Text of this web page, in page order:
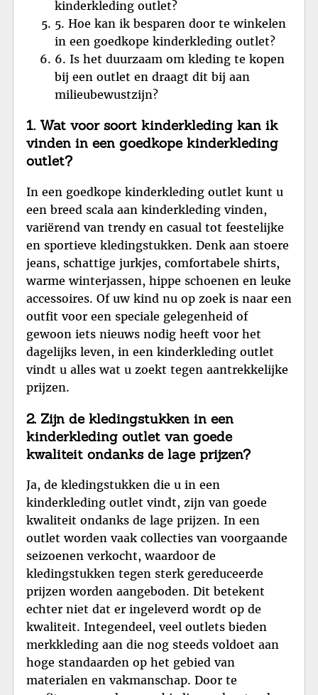
kinderkleding outlet?
5. Hoe kan ik besparen door te winkelen
in een goedkope kinderkleding outlet?
6. Is het duurzaam om kleding te kopen
bij een outlet en draagt dit bij aan
milieubewustzijn?
1. Wat voor soort kinderkleding kan ik
vinden in een goedkope kinderkleding
outlet?
In een goedkope kinderkleding outlet kunt u
een breed scala aan kinderkleding vinden,
variërend van trendy en casual tot feestelijke
en sportieve kledingstukken. Denk aan stoere
jeans, schattige jurkjes, comfortabele shirts,
warme winterjassen, hippe schoenen en leuke
accessoires. Of uw kind nu op zoek is naar een
outfit voor een speciale gelegenheid of
gewoon iets nieuws nodig heeft voor het
dagelijks leven, in een kinderkleding outlet
vindt u alles wat u zoekt tegen aantrekkelijke
prijzen.
2. Zijn de kledingstukken in een
kinderkleding outlet van goede
kwaliteit ondanks de lage prijzen?
Ja, de kledingstukken die u in een
kinderkleding outlet vindt, zijn van goede
kwaliteit ondanks de lage prijzen. In een
outlet worden vaak collecties van voorgaande
seizoenen verkocht, waardoor de
kledingstukken tegen sterk gereduceerde
prijzen worden aangeboden. Dit betekent
echter niet dat er ingeleverd wordt op de
kwaliteit. Integendeel, veel outlets bieden
merkkleding aan die nog steeds voldoet aan
hoge standaarden op het gebied van
materialen en vakmanschap. Door te